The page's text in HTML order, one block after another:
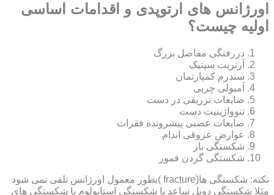
اورژانس های ارتوپدی و اقدامات اساسی
اولیه چیست؟
دررفتگی مفاصل بزرگ
آرتریت سپتیک
سندرم کمپارتمان
آمبولی چربی
ضایعات تزریقی در دست
تنوواژینیت دست
ضایعات عصبی پیشرونده فقرات
عوارض عروقی اندام
شکستگی باز
شکستگی گردن فمور
نکته: شکستگی ها(fracture )بطور معمول اورژانس تلقی نمی شود
مثلا شکستگی دوبل ساعد یا شکستگی استابولوم یا شکستگی های